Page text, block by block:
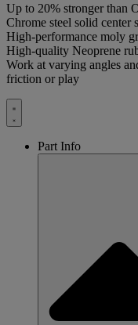
Up to 20% stronger than
Chrome steel solid center
High-performance moly
High-quality Neoprene
Work at varying angles
friction or play
Part Info